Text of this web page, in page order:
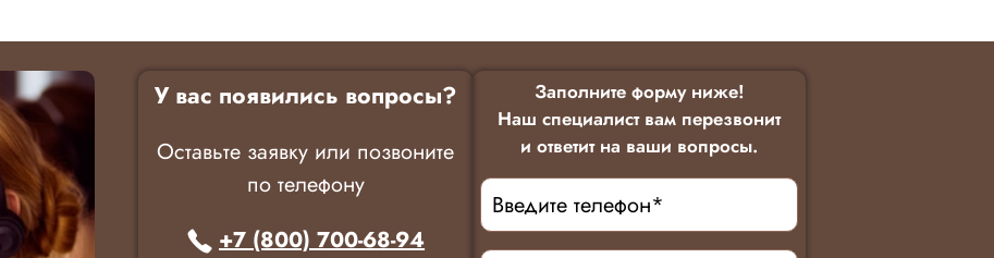
У вас появились вопросы?
Оставьте заявку или позвоните
по телефону
+7 (800) 700-68-94
Заполните форму ниже!
Наш специалист вам перезвонит
и ответит на ваши вопросы.